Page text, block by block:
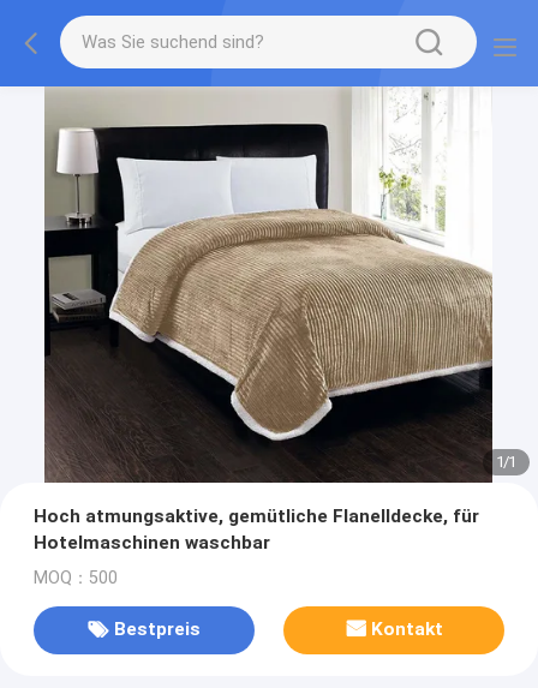
1/1
Hoch atmungsaktive, gemütliche Flanelldecke, für
Hotelmaschinen waschbar
MOQ：500
Bestpreis Kontakt